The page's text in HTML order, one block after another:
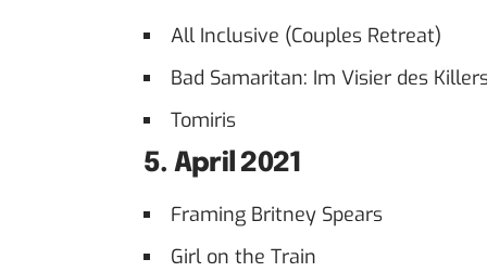
All Inclusive (Couples Retreat)
Bad Samaritan: Im Visier des
Tomiris
5. April 2021
Framing Britney Spears
Girl on the Train